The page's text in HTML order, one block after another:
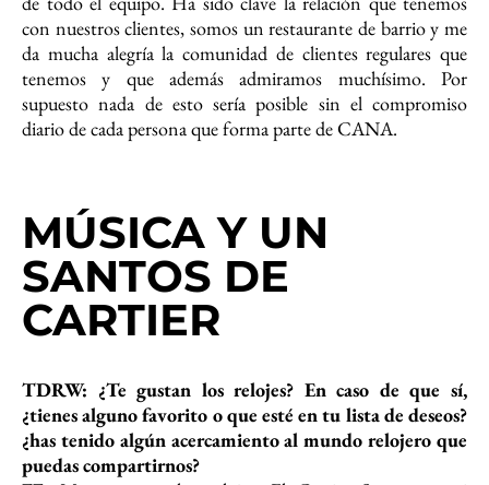
con nuestros clientes, somos un restaurante de barrio y me
da mucha alegría la comunidad de clientes regulares que
tenemos y que además admiramos muchísimo. Por
supuesto nada de esto sería posible sin el compromiso
diario de cada persona que forma parte de CANA.
MÚSICA Y UN
SANTOS DE
CARTIER
TDRW: ¿Te gustan los relojes? En caso de que sí,
¿tienes alguno favorito o que esté en tu lista de deseos?
¿has tenido algún acercamiento al mundo relojero que
puedas compartirnos?